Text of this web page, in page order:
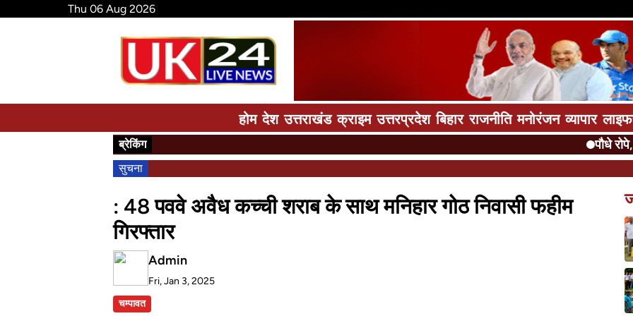
Thu 06 Aug 2026
होम देश उत्तराखंड क्राइम उत्तरप्रदेश बिहार राजनीति मनोरंजन व्यापार
ब्रेकिंग पौधे रोपे,
सुचना
: 48 पववे अवैध कच्ची शराब के साथ मनिहार गोठ निवासी फहीम
गिरफ्तार
Admin
Fri, Jan 3, 2025
चम्पावत